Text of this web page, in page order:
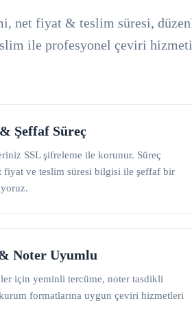
net fiyat & teslim süresi,
ile profesyonel çeviri hizmeti
Şeffaf Süreç
SSL şifreleme ile korunur. Süreç
fiyat ve teslim süresi bilgisi ile şeffaf bir
Noter Uyumlu
için yeminli tercüme, noter tasdikli
formatlarına uygun çeviri hizmetleri